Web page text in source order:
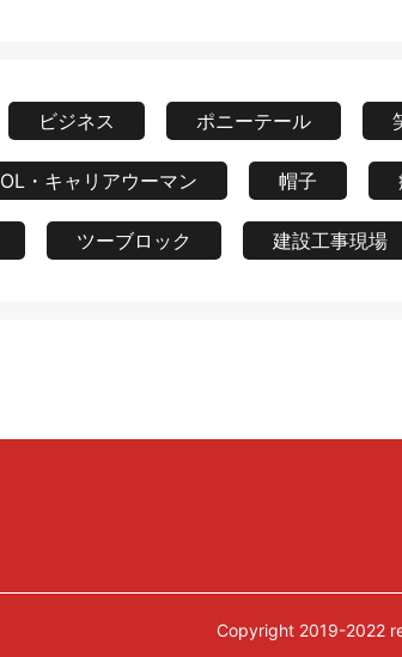
ビジネス ポニーテール
OL・キャリアウーマン 帽子
ツーブロック 建設工事現場
Copyright 2019-2022